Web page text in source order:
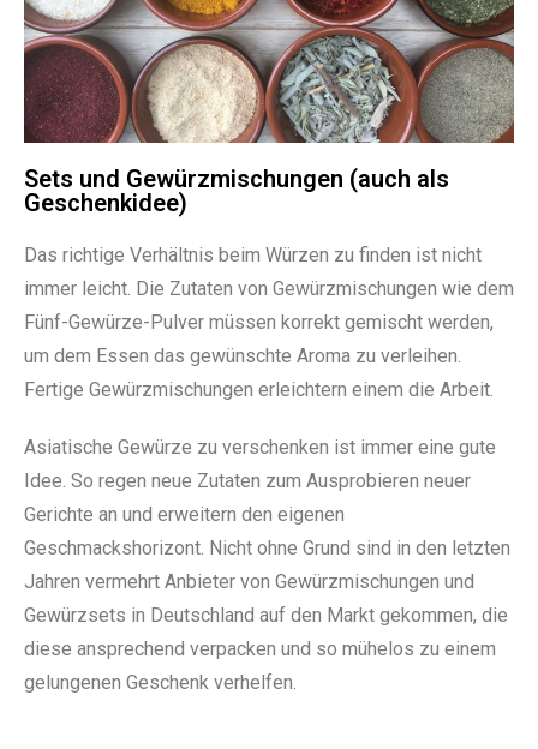
Sets und Gewürzmischungen (auch als
Geschenkidee)
Das richtige Verhältnis beim Würzen zu finden ist nicht
immer leicht. Die Zutaten von Gewürzmischungen wie dem
Fünf-Gewürze-Pulver müssen korrekt gemischt werden,
um dem Essen das gewünschte Aroma zu verleihen.
Fertige Gewürzmischungen erleichtern einem die Arbeit.
Asiatische Gewürze zu verschenken ist immer eine gute
Idee. So regen neue Zutaten zum Ausprobieren neuer
Gerichte an und erweitern den eigenen
Geschmackshorizont. Nicht ohne Grund sind in den letzten
Jahren vermehrt Anbieter von Gewürzmischungen und
Gewürzsets in Deutschland auf den Markt gekommen, die
diese ansprechend verpacken und so mühelos zu einem
gelungenen Geschenk verhelfen.